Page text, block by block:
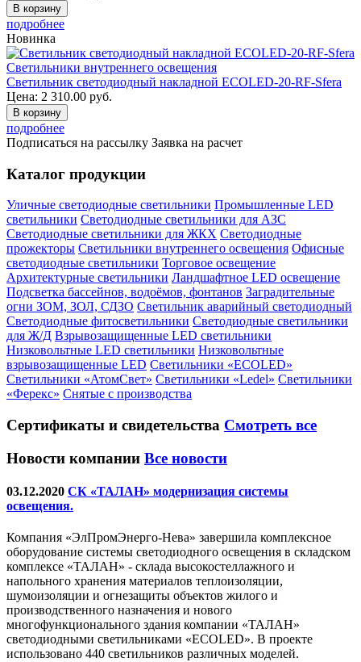
В корзину
подробнее
Новинка
Светильники внутреннего освещения
Светильник светодиодный накладной ECOLED-20-RF-Sfera
Цена: 2 310.00 руб.
В корзину
подробнее
Подписаться на рассылку Заявка на расчет
Каталог продукции
Уличные светодиодные светильники Промышленные LED
светильники Светодиодные светильники для АЗС
Светодиодные светильники для ЖКХ Светодиодные
прожекторы Светильники внутреннего освещения Офисные
светодиодные светильники Торговое освещение
Архитектурные светильники Ландшафтное LED освещение
Подсветка бассейнов, водоёмов, фонтанов Заградительные
огни ЗОМ, ЗОЛ, СДЗО Светильник аварийный светодиодный
Светодиодные фитосветильники Светодиодные светильники
для Ж/Д Взрывозащищенные LED светильники
Низковольтные LED светильники Низковольтные
взрывозащищенные LED Светильники «ECOLED»
Светильники «АтомСвет» Светильники «Ledel» Светильники
«Ферекс» Снятые с производства
Сертификаты и свидетельства Смотреть все
Новости компании Все новости
03.12.2020 СК «ТАЛАН» модернизация системы
освещения.
Компания «ЭлПромЭнерго-Нева» завершила комплексное
оборудование системы светодиодного освещения в складском
комплексе «ТАЛАН» - склада высокостеллажного и
напольного хранения материалов теплоизоляции,
шумоизоляции и огнезащиты объектов жилого и
производственного назначения и нового
многофункционального здания компании «ТАЛАН»
светодиодными светильниками «ECOLED». В проекте
использовано 440 светильников различных моделей.